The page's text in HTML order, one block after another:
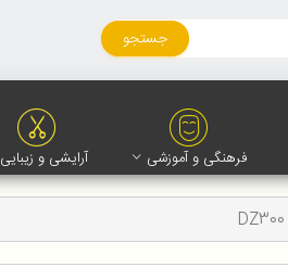
جستجو
فرهنگی و آموزشی آرایشی و زیبایی